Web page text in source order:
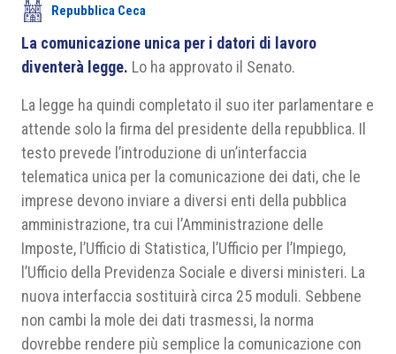
Progetti
Area riservata
Repubblica Ceca
La comunicazione unica per i datori di lavoro
diventerà legge. Lo ha approvato il Senato.
La legge ha quindi completato il suo iter parlamentare e
attende solo la firma del presidente della repubblica. Il
testo prevede l’introduzione di un’interfaccia
telematica unica per la comunicazione dei dati, che le
imprese devono inviare a diversi enti della pubblica
amministrazione, tra cui l’Amministrazione delle
Imposte, l’Ufficio di Statistica, l’Ufficio per l’Impiego,
l’Ufficio della Previdenza Sociale e diversi ministeri. La
nuova interfaccia sostituirà circa 25 moduli. Sebbene
non cambi la mole dei dati trasmessi, la norma
dovrebbe rendere più semplice la comunicazione con